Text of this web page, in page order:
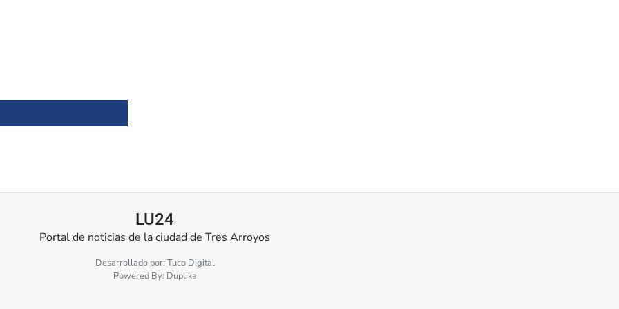
LU24
Portal de noticias de la ciudad de Tres Arroyos
Desarrollado por: Tuco Digital
Powered By: Duplika